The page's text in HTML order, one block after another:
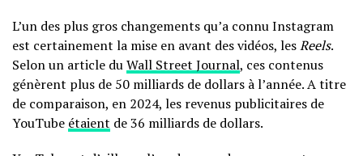
L’un des plus gros changements qu’a connu Instagram
est certainement la mise en avant des vidéos, lesReels.
Selon un article duWall Street Journal, ces contenus
génèrent plus de 50 milliards de dollars à l’année. A titre
de comparaison, en 2024, les revenus publicitaires de
YouTube étaient de 36 milliards de dollars.